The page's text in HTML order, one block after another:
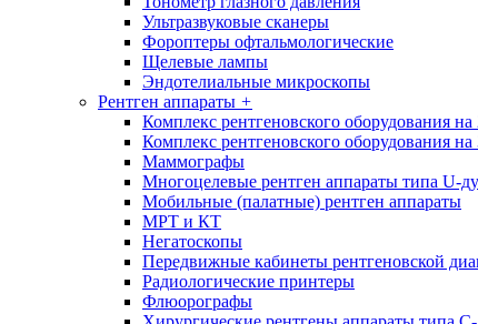
Ультразвуковые сканеры
Фороптеры офтальмологические
Щелевые лампы
Эндотелиальные микроскопы
Рентген аппараты +
Комплекс рентгеновского оборудования на
Комплекс рентгеновского оборудования на
Маммографы
Многоцелевые рентген аппараты типа U-
Мобильные (палатные) рентген аппараты
МРТ и КТ
Негатоскопы
Передвижные кабинеты рентгеновской
Радиологические принтеры
Флюорографы